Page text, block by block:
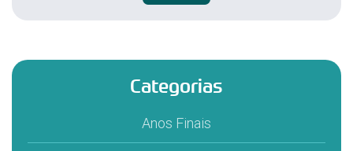
Categorias
Anos Finais